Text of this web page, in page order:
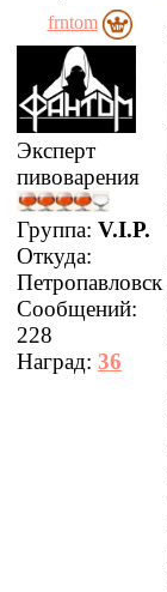
frntom
Эксперт
пивоварения
Группа: V.I.P.
Откуда:
Петропавловск
Сообщений:
228
Наград: 36